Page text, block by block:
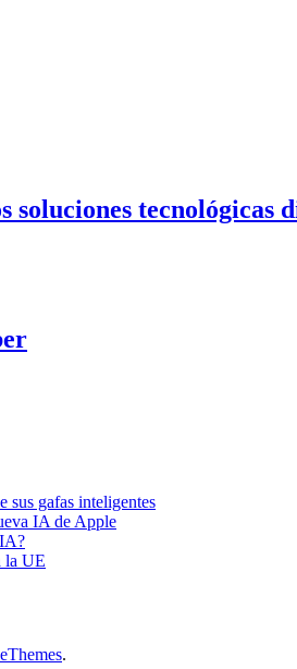
tecnológicas
sus gafas inteligentes
IA de Apple
la UE
.